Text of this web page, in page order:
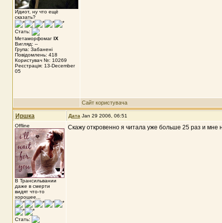
Идиот, ну что ещё
сказать?
Стать:
Метаморфомаг IX
Вигляд: --
Група: Забанені
Повідомлень: 418
Користувач №: 10269
Реєстрація: 13-December
05
Сайт користувача
Иршка Дата Jan 29 2006, 06:51
Offline
В Трансильвании
даже в смерти
видят что-то
хорошее...
Стать:
Скажу откровенно я читала уже больше 25 раз и мне